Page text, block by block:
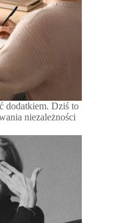
dodatkiem. Dziś to
niezależności